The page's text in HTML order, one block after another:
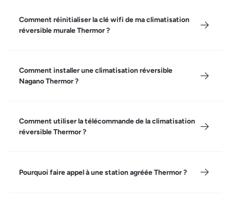
Comment réinitialiser la clé wifi de ma climatisation
réversible murale Thermor ?
Comment installer une climatisation réversible
Nagano Thermor ?
Comment utiliser la télécommande de la climatisation
réversible Thermor ?
Pourquoi faire appel à une station agréée Thermor ?